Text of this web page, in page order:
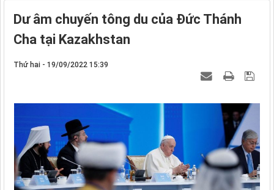
Dư âm chuyến tông du của Đức Thánh
Cha tại Kazakhstan
Thứ hai - 19/09/2022 15:39